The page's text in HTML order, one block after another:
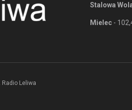
Stalowa
Mielec -
Leliwa